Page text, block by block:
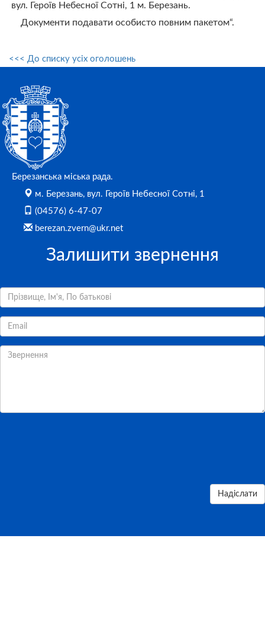
вул. Героїв Небесної Сотні, 1 м. Березань.
Документи подавати особисто повним пакетом“.
<<< До списку усіх оголошень
Березанська міська рада.
м. Березань, вул. Героїв Небесної Сотні, 1
(04576) 6-47-07
berezan.zvern@ukr.net
Залишити звернення
Надіслати